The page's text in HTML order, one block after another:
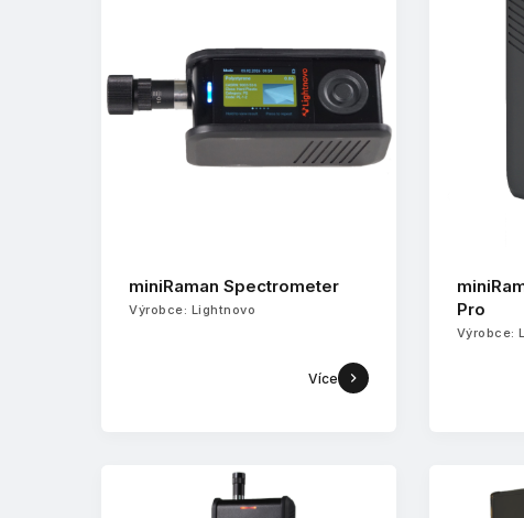
miniRaman Spectrometer
Výrobce: Lightnovo
Více
Pro
Výrobce: